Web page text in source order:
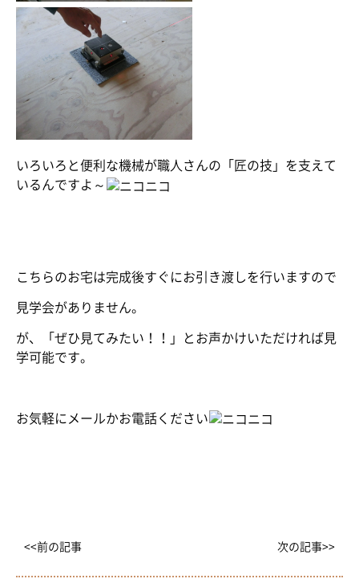
いろいろと便利な機械が職人さんの「匠の技」を支えて
いるんですよ～
こちらのお宅は完成後すぐにお引き渡しを行いますので
見学会がありません。
が、「ぜひ見てみたい！！」とお声かけいただければ見
学可能です。
お気軽にメールかお電話ください
<<前の記事 次の記事>>